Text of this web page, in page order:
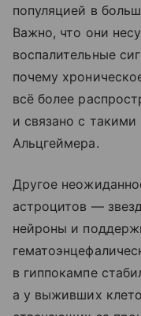
популяцией в
Важно, что они
воспалительные
почему
всё более
и связано с такими
Альцгеймера.
Другое
астроцитов —
нейроны и
в гиппокампе
а у выживших